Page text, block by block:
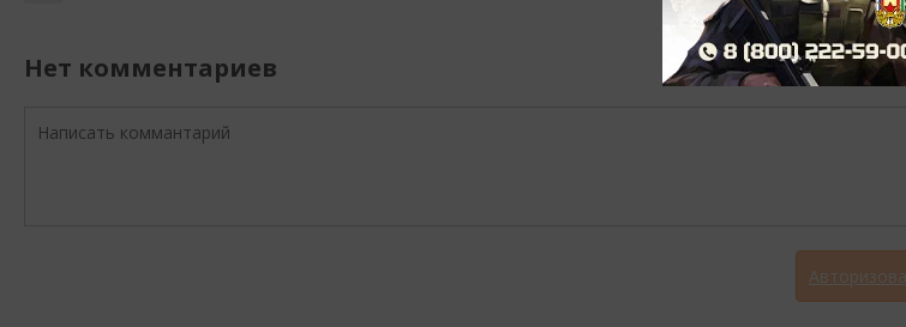
Нет комментариев